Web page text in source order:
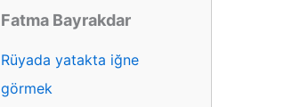
Fatma Bayrakdar
Rüyada yatakta iğne
görmek